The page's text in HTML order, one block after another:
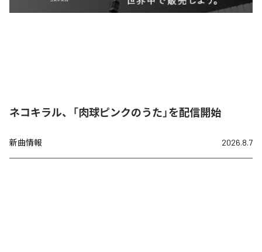
ネコキラル、「肉球ピンクのうた」を配信開始
新曲情報 2026.8.7